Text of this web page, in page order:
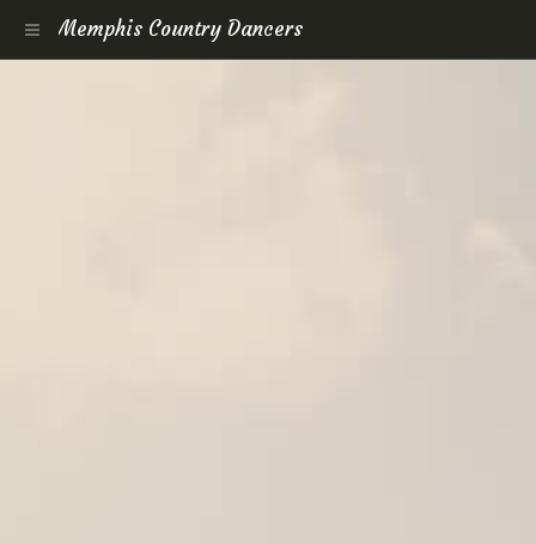
Memphis Country Dancers